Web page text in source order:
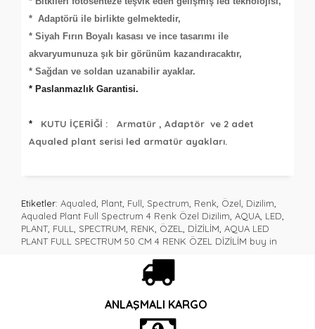
* Adaptörü ile birlikte gelmektedir,
* Siyah Fırın Boyalı kasası ve ince tasarımı ile
akvaryumunuza şık bir görünüm kazandıracaktır,
* Sağdan ve soldan uzanabilir ayaklar.
* Paslanmazlık Garantisi.
* KUTU İÇERİĞİ :
Armatür , Adaptör ve 2 adet
Aqualed plant serisi led armatür ayakları.
Etiketler: Aqualed Plant Full Spectrum Renk Özel Dizilim
Aqualed Plant Full Spectrum 4 Renk Özel Dizilim AQUA LED
PLANT, FULL SPECTRUM RENK ÖZEL DİZİLİM AQUA LED
PLANT FULL SPECTRUM 50 CM 4 RENK ÖZEL DİZİLİM buy in
ANLAŞMALI KARGO